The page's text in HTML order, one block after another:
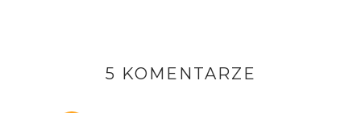
5 KOMENTARZE